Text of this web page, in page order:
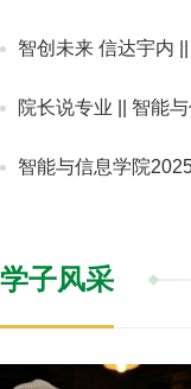
智创未来 信达宇内
院长说专业 || 智能
智能与信息学院
学子风采